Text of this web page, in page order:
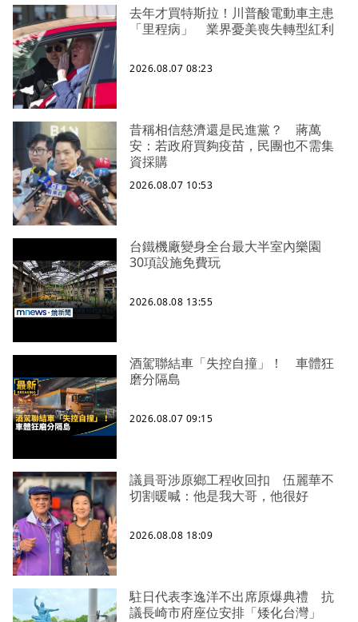
去年才買特斯拉！川普酸電動車主患
「里程病」 業界憂美喪失轉型紅利
2026.08.07 08:23
昔稱相信慈濟還是民進黨？ 蔣萬
安：若政府買夠疫苗，民團也不需集
資採購
2026.08.07 10:53
台鐵機廠變身全台最大半室內樂園
30項設施免費玩
2026.08.08 13:55
酒駕聯結車「失控自撞」！ 車體狂
磨分隔島
2026.08.07 09:15
議員哥涉原鄉工程收回扣 伍麗華不
切割暖喊：他是我大哥，他很好
2026.08.08 18:09
駐日代表李逸洋不出席原爆典禮 抗
議長崎市府座位安排「矮化台灣」